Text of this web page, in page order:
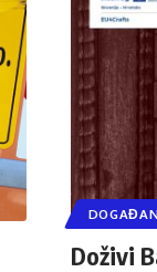
Doživi